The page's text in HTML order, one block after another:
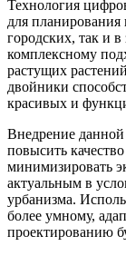
Технология
для планирования
городских, так и
комплексному
растущих
двойники
красивых и
Внедрение данной
повысить
минимизировать
актуальным в
урбанизма.
более умному,
проектированию